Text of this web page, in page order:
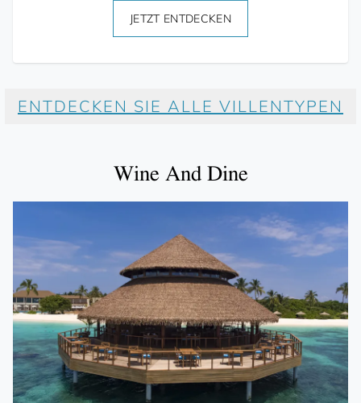
JETZT ENTDECKEN
ENTDECKEN SIE ALLE VILLENTYPEN
Wine And Dine